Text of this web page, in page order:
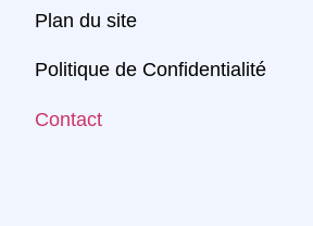
Plan du site
Politique de Confidentialité
Contact